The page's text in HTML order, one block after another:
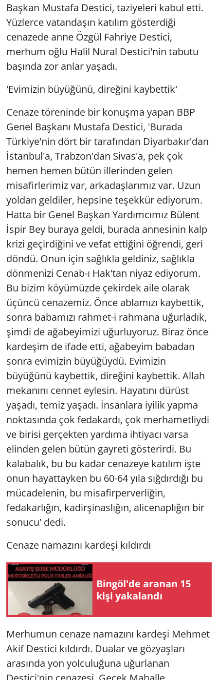
Başkan Mustafa Destici, taziyeleri kabul etti.
Yüzlerce vatandaşın katılım gösterdiği
cenazede anne Özgül Fahriye Destici,
merhum oğlu Halil Nural Destici'nin tabutu
başında zor anlar yaşadı.
'Evimizin büyüğünü, direğini kaybettik'
Cenaze töreninde bir konuşma yapan BBP
Genel Başkanı Mustafa Destici, 'Burada
Türkiye'nin dört bir tarafından Diyarbakır'dan
İstanbul'a, Trabzon'dan Sivas'a, pek çok
hemen hemen bütün illerinden gelen
misafirlerimiz var, arkadaşlarımız var. Uzun
yoldan geldiler, hepsine teşekkür ediyorum.
Hatta bir Genel Başkan Yardımcımız Bülent
İspir Bey buraya geldi, burada annesinin kalp
krizi geçirdiğini ve vefat ettiğini öğrendi, geri
döndü. Onun için sağlıkla geldiniz, sağlıkla
dönmenizi Cenab-ı Hak'tan niyaz ediyorum.
Bu bizim köyümüzde çekirdek aile olarak
üçüncü cenazemiz. Önce ablamızı kaybettik,
sonra babamızı rahmet-i rahmana uğurladık,
şimdi de ağabeyimizi uğurluyoruz. Biraz önce
kardeşim de ifade etti, ağabeyim babadan
sonra evimizin büyüğüydü. Evimizin
büyüğünü kaybettik, direğini kaybettik. Allah
mekanını cennet eylesin. Hayatını dürüst
yaşadı, temiz yaşadı. İnsanlara iyilik yapma
noktasında çok fedakardı, çok merhametliydi
ve birisi gerçekten yardıma ihtiyacı varsa
elinden gelen bütün gayreti gösterirdi. Bu
kalabalık, bu bu kadar cenazeye katılım işte
onun hayattayken bu 60-64 yıla sığdırdığı bu
mücadelenin, bu misafirperverliğin,
fedakarlığın, kadirşinaslığın, alicenaplığın bir
sonucu' dedi.
Cenaze namazını kardeşi kıldırdı
Bingöl'de aranan 15
kişi yakalandı
Merhumun cenaze namazını kardeşi Mehmet
Akif Destici kıldırdı. Dualar ve gözyaşları
arasında yon yolculuğuna uğurlanan